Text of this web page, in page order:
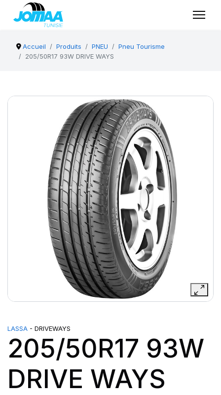
Accueil Produits PNEU
Pneu Tourisme
205/50R17 93W DRIVE WAYS
LASSA - DRIVEWAYS
205/50R17 93W
DRIVE WAYS